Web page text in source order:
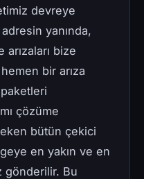
devreye
yanında,
arızaları bize
bir arıza
çözüme
bütün çekici
en yakın ve en
gönderilir. Bu